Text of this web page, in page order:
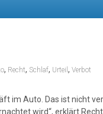
, Recht, Schlaf, Urteil , Verbot
im Auto. Das ist nicht
wird“, erklärt